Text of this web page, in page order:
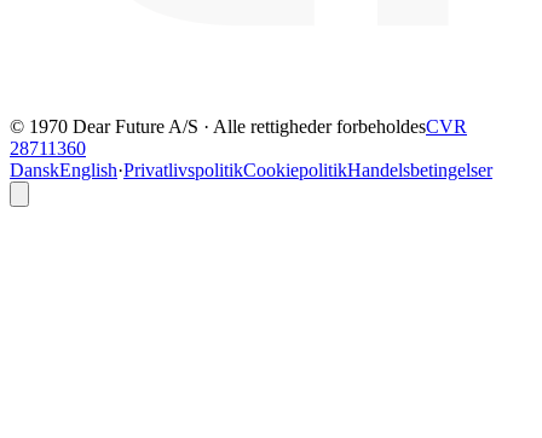
© 1970 Dear Future A/S · Alle rettigheder forbeholdesCVR
28711360
DanskEnglish·PrivatlivspolitikCookiepolitikHandelsbetingelser